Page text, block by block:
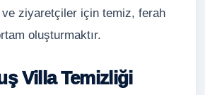
ve ziyaretçiler için temiz, ferah
oluşturmaktır.
Villa Temizliği